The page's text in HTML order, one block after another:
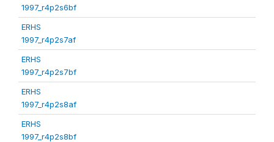
1997_r4p2s6bf
ERHS
1997_r4p2s7af
ERHS
1997_r4p2s7bf
ERHS
1997_r4p2s8af
ERHS
1997_r4p2s8bf